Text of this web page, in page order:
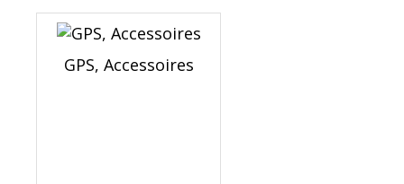
GPS, Accessoires